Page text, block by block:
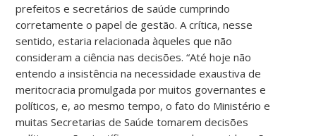
prefeitos e secretários de saúde cumprindo
corretamente o papel de gestão. A crítica, nesse
sentido, estaria relacionada àqueles que não
consideram a ciência nas decisões. “Até hoje não
entendo a insistência na necessidade exaustiva de
meritocracia promulgada por muitos governantes e
políticos, e, ao mesmo tempo, o fato do Ministério e
muitas Secretarias de Saúde tomarem decisões